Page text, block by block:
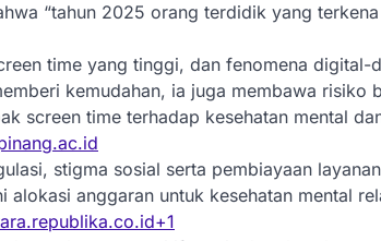
“tahun 2025 orang terdidik yang
time yang tinggi, dan fenomena digital-
kemudahan, ia juga membawa risiko
screen time terhadap kesehatan mental
stigma sosial serta pembiayaan
alokasi anggaran untuk kesehatan mental
+1